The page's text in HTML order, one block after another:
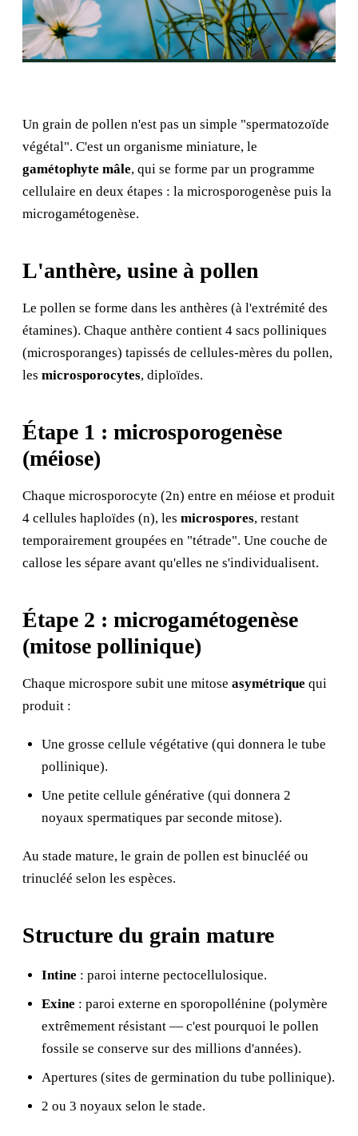
Un grain de pollen n'est pas un simple "spermatozoïde
végétal". C'est un organisme miniature, le
gamétophyte mâle, qui se forme par un programme
cellulaire en deux étapes : la microsporogenèse puis la
microgamétogenèse.
L'anthère, usine à pollen
Le pollen se forme dans les anthères (à l'extrémité des
étamines). Chaque anthère contient 4 sacs polliniques
(microsporanges) tapissés de cellules-mères du pollen,
les microsporocytes, diploïdes.
Étape 1 : microsporogenèse
(méiose)
Chaque microsporocyte (2n) entre en méiose et produit
4 cellules haploïdes (n), les microspores, restant
temporairement groupées en "tétrade". Une couche de
callose les sépare avant qu'elles ne s'individualisent.
Étape 2 : microgamétogenèse
(mitose pollinique)
Chaque microspore subit une mitose asymétrique qui
produit :
Une grosse cellule végétative (qui donnera le tube
pollinique).
Une petite cellule générative (qui donnera 2
noyaux spermatiques par seconde mitose).
Au stade mature, le grain de pollen est binucléé ou
trinucléé selon les espèces.
Structure du grain mature
Intine : paroi interne pectocellulosique.
Exine : paroi externe en sporopollénine (polymère
extrêmement résistant — c'est pourquoi le pollen
fossile se conserve sur des millions d'années).
Apertures (sites de germination du tube pollinique).
2 ou 3 noyaux selon le stade.